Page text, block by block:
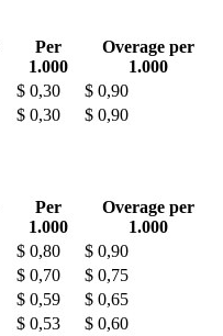
Per
1.000
Overage per
1.000
$ 0,30
$ 0,90
$ 0,30 $ 0,90
Per
1.000
Overage per
1.000
$ 0,80
$ 0,90
$ 0,70
$ 0,75
$ 0,59
$ 0,65
$ 0,53
$ 0,60